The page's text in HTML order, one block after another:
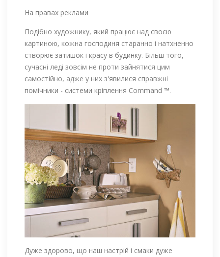
На правах реклами
Подібно художнику, який працює над своєю
картиною, кожна господиня старанно і натхненно
створює затишок і красу в будинку. Більш того,
сучасні леді зовсім не проти зайнятися цим
самостійно, адже у них з'явилися справжні
помічники - системи кріплення Command ™.
Дуже здорово, що наш настрій і смаки дуже